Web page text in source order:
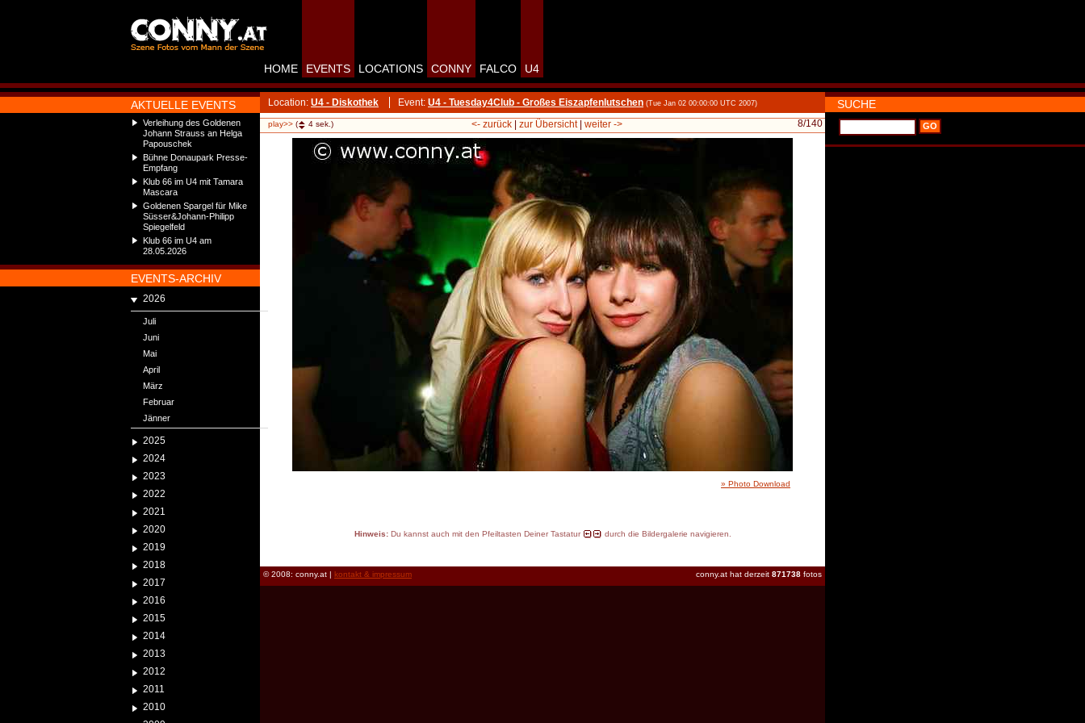
AKTUELLE EVENTS
Verleihung des Goldenen
Johann Strauss an Helga
Papouschek
Bühne Donaupark Presse-
Empfang
Klub 66 im U4 mit Tamara
Mascara
Goldenen Spargel für Mike
Süsser&Johann-Philipp
Spiegelfeld
Klub 66 im U4 am
28.05.2026
EVENTS-ARCHIV
2026
Juli
Juni
Mai
April
März
Februar
Jänner
2025
2024
2023
2022
2021
2020
2019
2018
2017
2016
2015
2014
2013
2012
2011
2010
HOME EVENTS LOCATIONS CONNY FALCO U4
Location: U4 - Diskothek Event: U4 - Tuesday4Club - Großes Eiszapfenlutschen (Tue Jan 02 00:00:00 UTC 2007)
play>> ( 4 sek.) 8/140
<- zurück| zur Übersicht| weiter ->
» Photo Download
Hinweis:Du kannst auch mit den Pfeiltasten Deiner Tastatur durch die Bildergalerie navigieren.
conny.at hat derzeit 871738 fotos
© 2008: conny.at | kontakt & impressum
SUCHE